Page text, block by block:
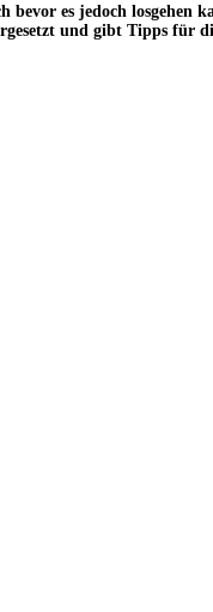
es jedoch
und gibt Tipps für